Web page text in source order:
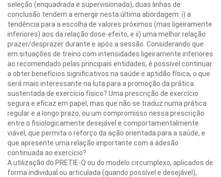
seleção (enquadrada e supervisionada), duas linhas de
conclusão tendem a emergir nesta última abordagem: i) a
tendência para a escolha de valores próximos (mas ligeiramente
inferiores) aos da relação dose-efeito, e ii) uma melhor relação
prazer/desprazer durante e após a sessão. Considerando que
em situações de treino com intensidades ligeiramente inferiores
ao recomendado pelas principais entidades, é possível continuar
a obter benefícios significativos na saúde e aptidão física, o que
será mais interessante na luta para a promoção da prática
sustentada de exercício físico? Uma prescrição de exercício
segura e eficaz em papel, mas que não se traduz numa prática
regular e a longo prazo, ou um compromisso nessa prescrição
entre o fisiologicamente desejável e comportamentalmente
viável, que permita o reforço da ação orientada para a saúde, e
que apresente uma relação importante com a adesão
continuada ao exercício?
A utilização do PRETIE-Q ou do modelo circumplexo, aplicados de
forma individual ou articulada (quando possível e desejável),